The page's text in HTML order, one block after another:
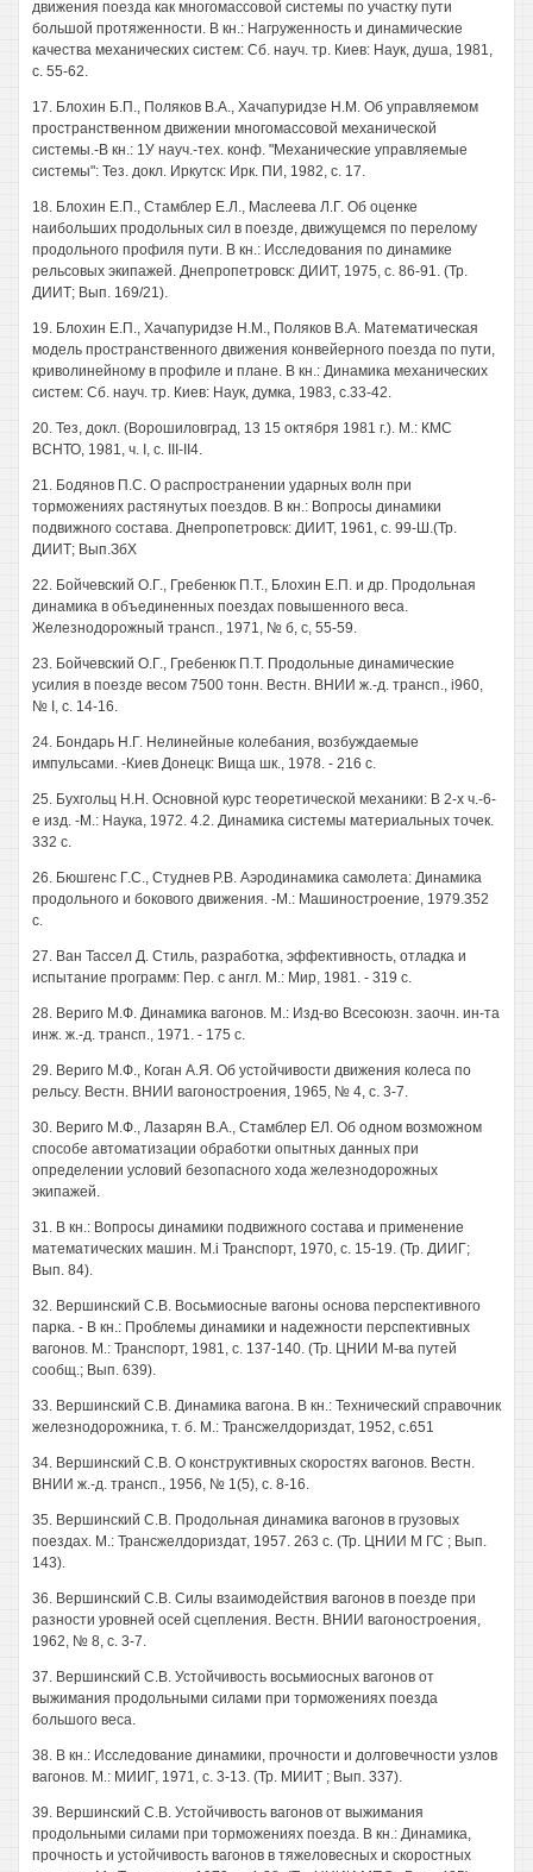
движения поезда как многомассовой системы по участку пути
большой протяженности. В кн.: Нагруженность и динамические
качества механических систем: Сб. науч. тр. Киев: Наук, душа, 1981,
с. 55-62.
17. Блохин Б.П., Поляков В.А., Хачапуридзе Н.М. Об управляемом
пространственном движении многомассовой механической
системы.-В кн.: 1У науч.-тех. конф. "Механические управляемые
системы": Тез. докл. Иркутск: Ирк. ПИ, 1982, с. 17.
18. Блохин Е.П., Стамблер Е.Л., Маслеева Л.Г. Об оценке
наибольших продольных сил в поезде, движущемся по перелому
продольного профиля пути. В кн.: Исследования по динамике
рельсовых экипажей. Днепропетровск: ДИИТ, 1975, с. 86-91. (Тр.
ДИИТ; Вып. 169/21).
19. Блохин Е.П., Хачапуридзе Н.М., Поляков В.А. Математическая
модель пространственного движения конвейерного поезда по пути,
криволинейному в профиле и плане. В кн.: Динамика механических
систем: Сб. науч. тр. Киев: Наук, думка, 1983, с.33-42.
20. Тез, докл. (Ворошиловград, 13 15 октября 1981 г.). M.: КМС
ВСНТО, 1981, ч. I, с. III-II4.
21. Бодянов П.С. О распространении ударных волн при
торможениях растянутых поездов. В кн.: Вопросы динамики
подвижного состава. Днепропетровск: ДИИТ, 1961, с. 99-Ш.(Тр.
ДИИТ; Вып.ЗбХ
22. Бойчевский О.Г., Гребенюк П.Т., Блохин Е.П. и др. Продольная
динамика в объединенных поездах повышенного веса.
Железнодорожный трансп., 1971, № б, с, 55-59.
23. Бойчевский О.Г., Гребенюк П.Т. Продольные динамические
усилия в поезде весом 7500 тонн. Вестн. ВНИИ ж.-д. трансп., i960,
№ I, с. 14-16.
24. Бондарь Н.Г. Нелинейные колебания, возбуждаемые
импульсами. -Киев Донецк: Вища шк., 1978. - 216 с.
25. Бухгольц H.H. Основной курс теоретической механики: В 2-х ч.-6-
е изд. -М.: Наука, 1972. 4.2. Динамика системы материальных точек.
332 с.
26. Бюшгенс Г.С., Студнев Р.В. Аэродинамика самолета: Динамика
продольного и бокового движения. -М.: Машиностроение, 1979.352
с.
27. Ван Тассел Д. Стиль, разработка, эффективность, отладка и
испытание программ: Пер. с англ. М.: Мир, 1981. - 319 с.
28. Вериго М.Ф. Динамика вагонов. М.: Изд-во Всесоюзн. заочн. ин-та
инж. ж.-д. трансп., 1971. - 175 с.
29. Вериго М.Ф., Коган А.Я. Об устойчивости движения колеса по
рельсу. Вестн. ВНИИ вагоностроения, 1965, № 4, с. 3-7.
30. Вериго М.Ф., Лазарян В.А., Стамблер ЕЛ. Об одном возможном
способе автоматизации обработки опытных данных при
определении условий безопасного хода железнодорожных
экипажей.
31. В кн.: Вопросы динамики подвижного состава и применение
математических машин. M.i Транспорт, 1970, с. 15-19. (Тр. ДИИГ;
Вып. 84).
32. Вершинский C.B. Восьмиосные вагоны основа перспективного
парка. - В кн.: Проблемы динамики и надежности перспективных
вагонов. М.: Транспорт, 1981, с. 137-140. (Тр. ЦНИИ М-ва путей
сообщ.; Вып. 639).
33. Вершинский C.B. Динамика вагона. В кн.: Технический справочник
железнодорожника, т. б. М.: Трансжелдориздат, 1952, с.651
34. Вершинский C.B. О конструктивных скоростях вагонов. Вестн.
ВНИИ ж.-д. трансп., 1956, № 1(5), с. 8-16.
35. Вершинский C.B. Продольная динамика вагонов в грузовых
поездах. М.: Трансжелдориздат, 1957. 263 с. (Тр. ЦНИИ M ГС ; Вып.
143).
36. Вершинский C.B. Силы взаимодействия вагонов в поезде при
разности уровней осей сцепления. Вестн. ВНИИ вагоностроения,
1962, № 8, с. 3-7.
37. Вершинский C.B. Устойчивость восьмиосных вагонов от
выжимания продольными силами при торможениях поезда
большого веса.
38. В кн.: Исследование динамики, прочности и долговечности узлов
вагонов. М.: МИИГ, 1971, с. 3-13. (Тр. МИИТ ; Вып. 337).
39. Вершинский C.B. Устойчивость вагонов от выжимания
продольными силами при торможениях поезда. В кн.: Динамика,
прочность и устойчивость вагонов в тяжеловесных и скоростных